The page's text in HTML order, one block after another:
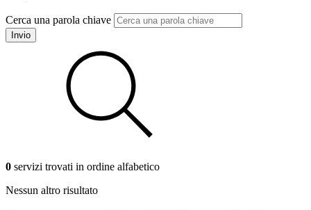
Cerca una parola chiave
Invio
0 servizi trovati in ordine alfabetico
Nessun altro risultato